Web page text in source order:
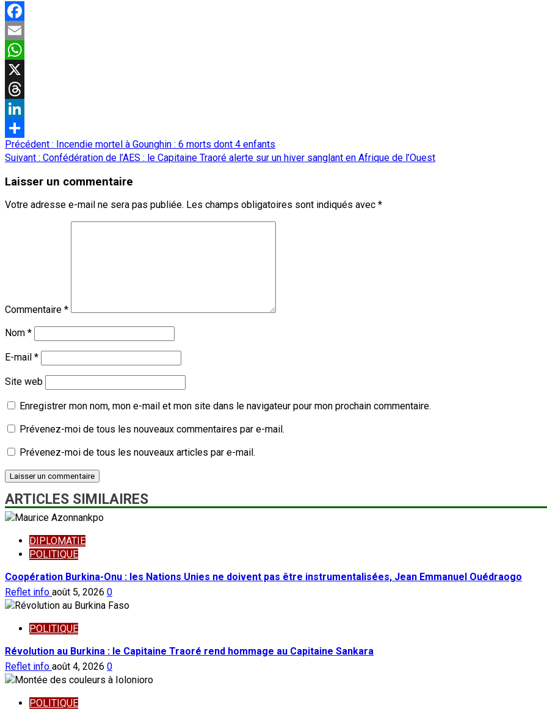
Facebook
Email
WhatsApp
X
Threads
LinkedIn
Partager
Navigation
d’article
Précédent : Incendie mortel à Gounghin : 6 morts dont 4 enfants
Suivant : Confédération de l’AES : le Capitaine Traoré alerte sur un hiver sanglant en Afrique de l’Ouest
Laisser un commentaire
Votre adresse e-mail ne sera pas publiée. Les champs obligatoires sont indiqués avec *
Commentaire *
Nom *
E-mail *
Site web
Enregistrer mon nom, mon e-mail et mon site dans le navigateur pour mon prochain commentaire.
Prévenez-moi de tous les nouveaux commentaires par e-mail.
Prévenez-moi de tous les nouveaux articles par e-mail.
ARTICLES SIMILAIRES
DIPLOMATIE
POLITIQUE
Coopération Burkina-Onu : les Nations Unies ne doivent pas être instrumentalisées, Jean Emmanuel Ouédraogo
Reflet info août 5, 2026 0
POLITIQUE
Révolution au Burkina : le Capitaine Traoré rend hommage au Capitaine Sankara
Reflet info août 4, 2026 0
POLITIQUE